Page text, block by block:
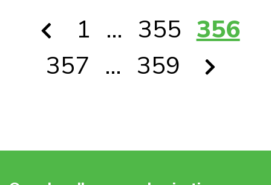
1 … 355 356
357 … 359